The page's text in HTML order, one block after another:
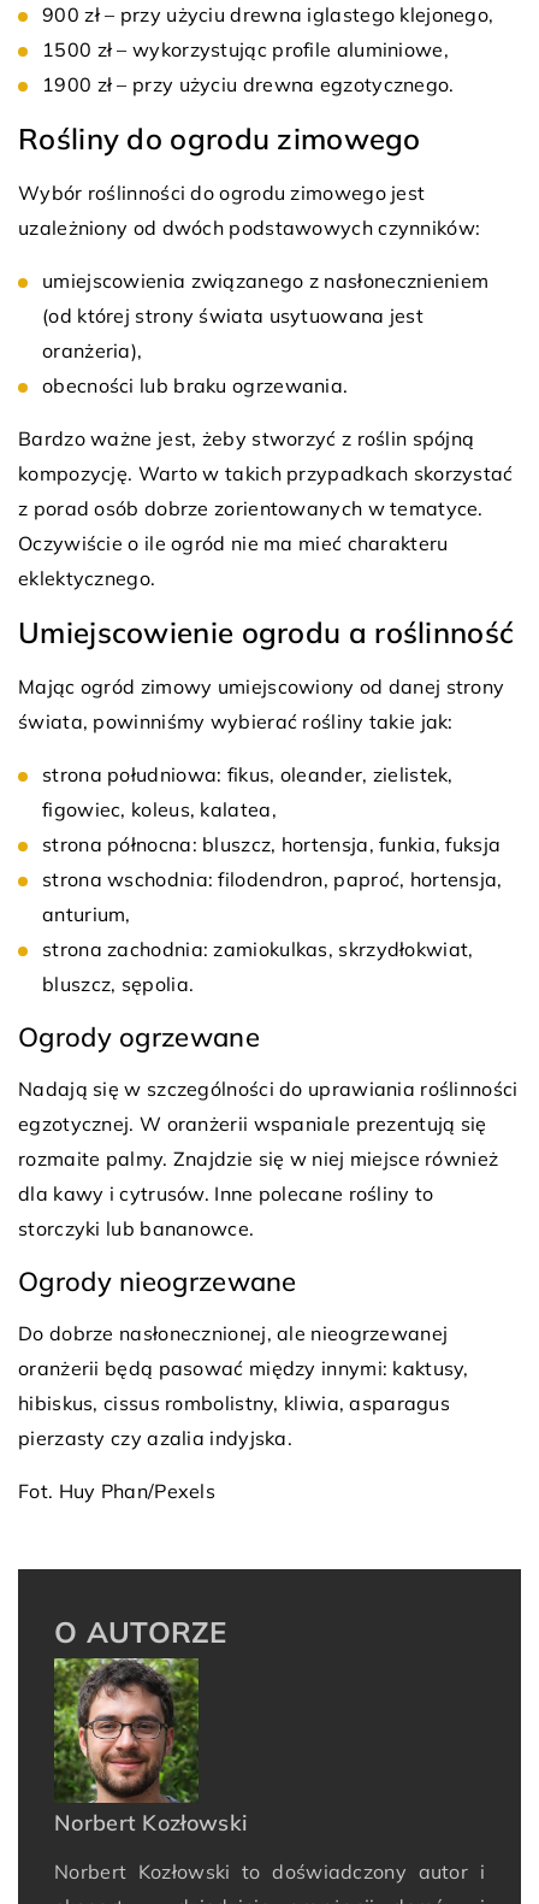
900 zł – przy użyciu drewna iglastego klejonego,
1500 zł – wykorzystując profile aluminiowe,
1900 zł – przy użyciu drewna egzotycznego.
Rośliny do ogrodu zimowego
Wybór roślinności do ogrodu zimowego jest
uzależniony od dwóch podstawowych czynników:
umiejscowienia związanego z nasłonecznieniem
(od której strony świata usytuowana jest
oranżeria),
obecności lub braku ogrzewania.
Bardzo ważne jest, żeby stworzyć z roślin spójną
kompozycję. Warto w takich przypadkach skorzystać
z porad osób dobrze zorientowanych w tematyce.
Oczywiście o ile ogród nie ma mieć charakteru
eklektycznego.
Umiejscowienie ogrodu a roślinność
Mając ogród zimowy umiejscowiony od danej strony
świata, powinniśmy wybierać rośliny takie jak:
strona południowa: fikus, oleander, zielistek,
figowiec, koleus, kalatea,
strona północna: bluszcz, hortensja, funkia, fuksja
strona wschodnia: filodendron, paproć, hortensja,
anturium,
strona zachodnia: zamiokulkas, skrzydłokwiat,
bluszcz, sępolia.
Ogrody ogrzewane
Nadają się w szczególności do uprawiania roślinności
egzotycznej. W oranżerii wspaniale prezentują się
rozmaite palmy. Znajdzie się w niej miejsce również
dla kawy i cytrusów. Inne polecane rośliny to
storczyki lub bananowce.
Ogrody nieogrzewane
Do dobrze nasłonecznionej, ale nieogrzewanej
oranżerii będą pasować między innymi: kaktusy,
hibiskus, cissus rombolistny, kliwia, asparagus
pierzasty czy azalia indyjska.
Fot. Huy Phan/Pexels
O AUTORZE
Norbert Kozłowski
Norbert Kozłowski to doświadczony autor i